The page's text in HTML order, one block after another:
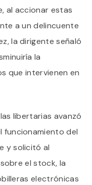
al accionar estas
a un delincuente
la dirigente señaló
la
que intervienen en
libertarias avanzó
funcionamiento del
y solicitó al
el stock, la
electrónicas